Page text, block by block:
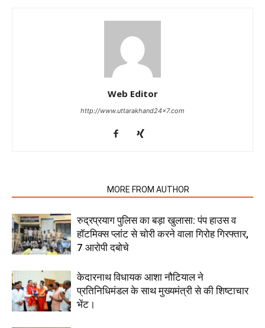
Web Editor
http://www.uttarakhand24x7.com
MORE FROM AUTHOR
रुद्रप्रयाग पुलिस का बड़ा खुलासा: पंप हाउस व
हॉटमिक्स प्लांट से चोरी करने वाला गिरोह गिरफ्तार,
7 आरोपी दबोचे
केदारनाथ विधायक आशा नौटियाल ने
प्रतिनिधिमंडल के साथ मुख्यमंत्री से की शिष्टाचार
भेंट।